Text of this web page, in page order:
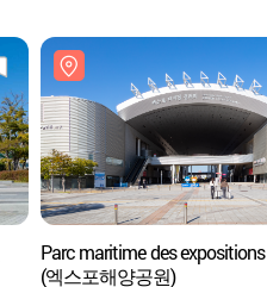
Parc maritime des expositions
(엑스포해양공원)